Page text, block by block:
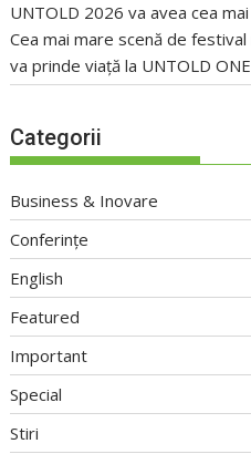
UNTOLD 2026 va avea cea
Cea mai mare scenă de
va prinde viață la UNTOLD
Categorii
Business & Inovare
Conferințe
English
Featured
Important
Special
Stiri